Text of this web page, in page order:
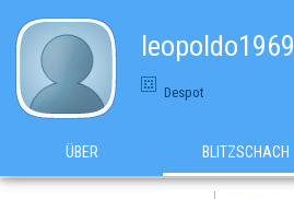
leopoldo1969
Despot
ÜBER BLITZSCHACH